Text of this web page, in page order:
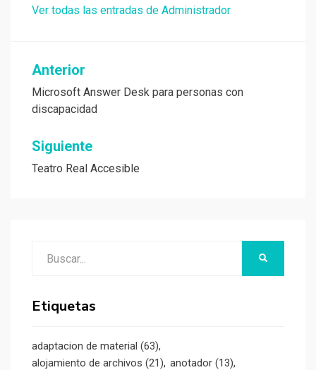
Ver todas las entradas de Administrador
Navegación
de
entradas
Anterior
Microsoft Answer Desk para personas con
discapacidad
Siguiente
Teatro Real Accesible
Etiquetas
adaptacion de material (63)
alojamiento de archivos (21) anotador (13)